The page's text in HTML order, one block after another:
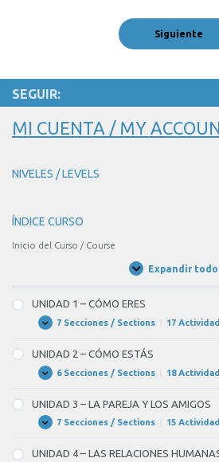
con
Rubén?
SEGUIR:
MI CUENTA / MY
NIVELES / LEVELS
ÍNDICE CURSO
Inicio del Curso / Course
Expandir todo
Unidades
UNIDAD 1 – CÓMO ERES
Expandir
UNIDAD
–
CÓMO
ERES
7 Secciones / Sections 17
UNIDAD 2 – CÓMO ESTÁS
Expandir
UNIDAD
–
CÓMO
ESTÁS
6 Secciones / Sections 18
UNIDAD 3 – LA PAREJA Y LOS AMIGOS
Expandir
UNIDAD
–
7 Secciones / Sections 15
UNIDAD 4 – LAS RELACIONES